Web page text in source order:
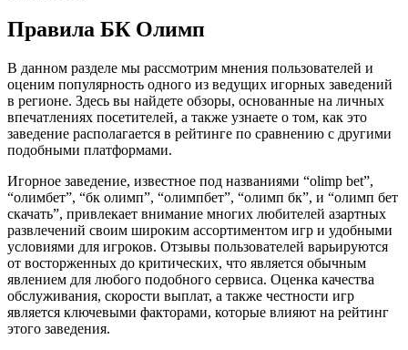
Правила БК Олимп
В данном разделе мы рассмотрим мнения пользователей и
оценим популярность одного из ведущих игорных заведений
в регионе. Здесь вы найдете обзоры, основанные на личных
впечатлениях посетителей, а также узнаете о том, как это
заведение располагается в рейтинге по сравнению с другими
подобными платформами.
Игорное заведение, известное под названиями “olimp bet”,
“олимбет”, “бк олимп”, “олимпбет”, “олимп бк”, и “олимп бет
скачать”, привлекает внимание многих любителей азартных
развлечений своим широким ассортиментом игр и удобными
условиями для игроков. Отзывы пользователей варьируются
от восторженных до критических, что является обычным
явлением для любого подобного сервиса. Оценка качества
обслуживания, скорости выплат, а также честности игр
является ключевыми факторами, которые влияют на рейтинг
этого заведения.